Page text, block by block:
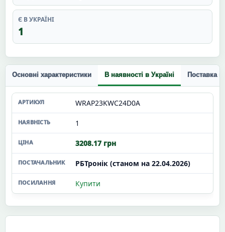
Є В УКРАЇНІ
1
Основні характеристики В наявності в Україні Поставка
WRAP23KWC24D0A
1
3208.17 грн
РБТронік (станом на 22.04.2026)
Купити